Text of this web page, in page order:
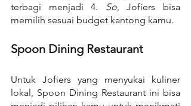
terbagi menjadi 4. So, Jofiers bisa
memilih sesuai budget kantong kamu.
Spoon Dining Restaurant
Untuk Jofiers yang menyukai kuliner
lokal, Spoon Dining Restaurant ini bisa